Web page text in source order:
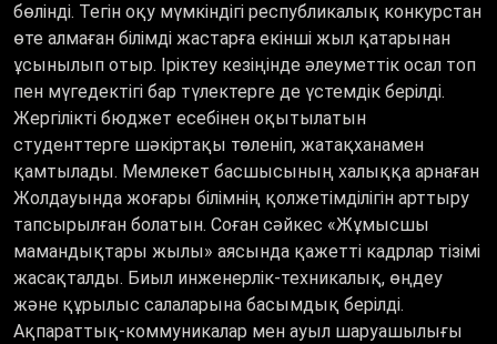
бөлінді. Тегін оқу мүмкіндігі республикалық конкурстан
өте алмаған білімді жастарға екінші жыл қатарынан
ұсынылып отыр. Іріктеу кезіңінде әлеуметтік осал топ
пен мүгедектігі бар түлектерге де үстемдік берілді.
Жергілікті бюджет есебінен оқытылатын
студенттерге шәкіртақы төленіп, жатақханамен
қамтылады. Мемлекет басшысының халыққа арнаған
Жолдауында жоғары білімнің қолжетімділігін арттыру
тапсырылған болатын. Соған сәйкес «Жұмысшы
мамандықтары жылы» аясында қажетті кадрлар тізімі
жасақталды. Биыл инженерлік-техникалық, өңдеу
және құрылыс салаларына басымдық берілді.
Ақпараттық-коммуникалар мен ауыл шаруашылығы